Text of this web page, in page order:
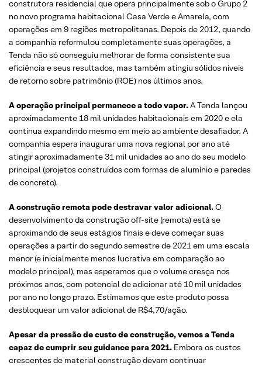
construtora residencial que opera principalmente sob o Grupo 2
no novo programa habitacional Casa Verde e Amarela, com
operações em 9 regiões metropolitanas. Depois de 2012, quando
a companhia reformulou completamente suas operações, a
Tenda não só conseguiu melhorar de forma consistente sua
eficiência e seus resultados, mas também atingiu sólidos níveis
de retorno sobre patrimônio (ROE) nos últimos anos.
A operação principal permanece a todo vapor.A Tenda lançou
aproximadamente 18 mil unidades habitacionais em 2020 e ela
continua expandindo mesmo em meio ao ambiente desafiador. A
companhia espera inaugurar uma nova regional por ano até
atingir aproximadamente 31 mil unidades ao ano do seu modelo
principal (projetos construídos com formas de alumínio e paredes
de concreto).
A construção remota pode destravar valor adicional.O
desenvolvimento da construção off-site (remota) está se
aproximando de seus estágios finais e deve começar suas
operações a partir do segundo semestre de 2021 em uma escala
menor (e inicialmente menos lucrativa em comparação ao
modelo principal), mas esperamos que o volume cresça nos
próximos anos, com potencial de adicionar até 10 mil unidades
por ano no longo prazo. Estimamos que este produto possa
desbloquear um valor adicional de R$4,70/ação.
Apesar da pressão de custo de construção, vemos a Tenda
capaz de cumprir seu guidance para 2021. Embora os custos
crescentes de material construção devam continuar